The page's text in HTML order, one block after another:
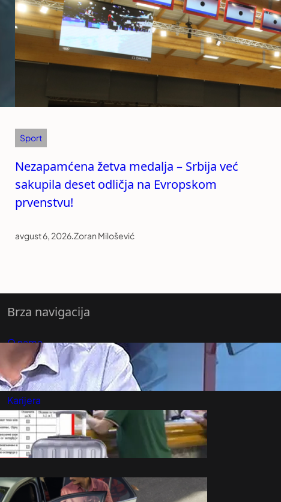
Sport
Nezapamćena žetva medalja – Srbija već
sakupila deset odličja na Evropskom
prvenstvu!
avgust 6, 2026.Zoran Milošević
Brza navigacija
O nama
Predloži Vest
Pretplatite se na vesti
Karijera
Marketing
Kontakt